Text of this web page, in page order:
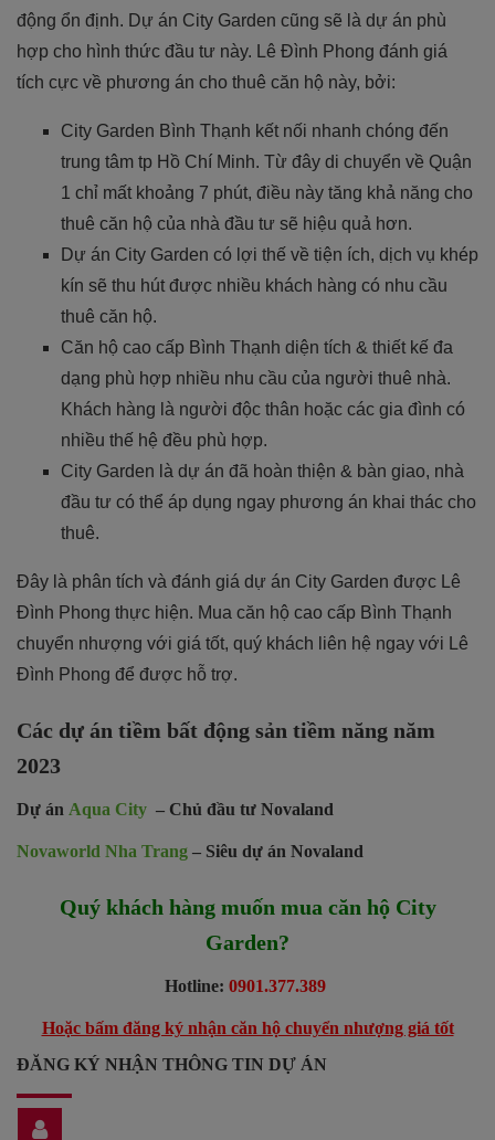
động ổn định. Dự án City Garden cũng sẽ là dự án phù
hợp cho hình thức đầu tư này. Lê Đình Phong đánh giá
tích cực về phương án cho thuê căn hộ này, bởi:
City Garden Bình Thạnh kết nối nhanh chóng đến
trung tâm tp Hồ Chí Minh. Từ đây di chuyển về Quận
1 chỉ mất khoảng 7 phút, điều này tăng khả năng cho
thuê căn hộ của nhà đầu tư sẽ hiệu quả hơn.
Dự án City Garden có lợi thế về tiện ích, dịch vụ khép
kín sẽ thu hút được nhiều khách hàng có nhu cầu
thuê căn hộ.
Căn hộ cao cấp Bình Thạnh diện tích & thiết kế đa
dạng phù hợp nhiều nhu cầu của người thuê nhà.
Khách hàng là người độc thân hoặc các gia đình có
nhiều thế hệ đều phù hợp.
City Garden là dự án đã hoàn thiện & bàn giao, nhà
đầu tư có thể áp dụng ngay phương án khai thác cho
thuê.
Đây là phân tích và đánh giá dự án City Garden được Lê
Đình Phong thực hiện. Mua căn hộ cao cấp Bình Thạnh
chuyển nhượng với giá tốt, quý khách liên hệ ngay với Lê
Đình Phong để được hỗ trợ.
Các dự án tiềm bất động sản tiềm năng năm
2023
Dự án Aqua City – Chủ đầu tư Novaland
Novaworld Nha Trang – Siêu dự án Novaland
Quý khách hàng muốn mua căn hộ City
Garden?
Hotline: 0901.377.389
Hoặc bấm đăng ký nhận căn hộ chuyển nhượng giá tốt
ĐĂNG KÝ NHẬN THÔNG TIN DỰ ÁN